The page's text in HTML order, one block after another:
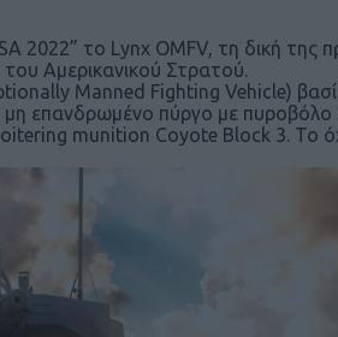
2022” το Lynx OMFV, τη δική της
Αμερικανικού Στρατού.
Manned Fighting Vehicle)
μη επανδρωμένο πύργο με
munition Coyote Block 3. Το